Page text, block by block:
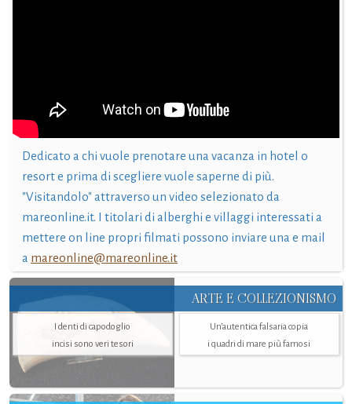
Dedicato a chi vuole prenotare una vacanza in hotel o
resort e prima di scegliere vuole saperne di più.
"Visitandolo" attraverso un video selezionato da
mareonline.it. I titolari di alberghi e villaggi interessati a
mettere on line propri filmati possono inviare una e mail
a mareonline@mareonline.it
ARTE E COLLEZIONISMO
I denti di capodoglio
incisi sono veri tesori
Un’autentica falsaria copia
i quadri di mare più famosi